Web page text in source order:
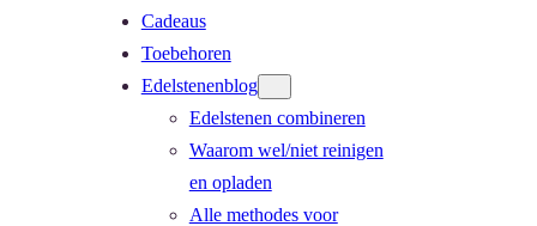
Cadeaus
Toebehoren
Edelstenenblog
Edelstenen combineren
Waarom wel/niet reinigen
en opladen
Alle methodes voor